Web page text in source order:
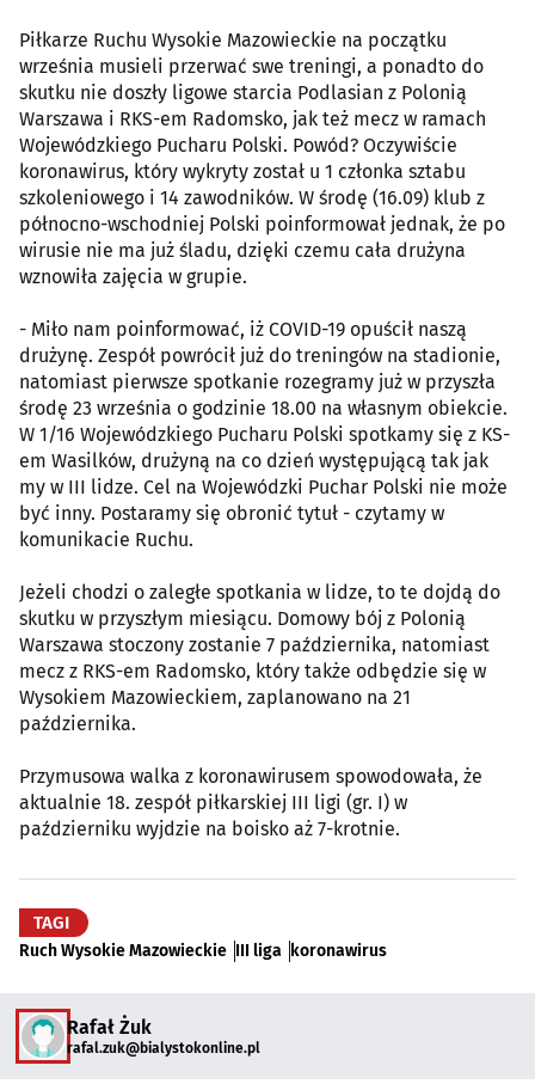
Piłkarze Ruchu Wysokie Mazowieckie na początku
września musieli przerwać swe treningi, a ponadto do
skutku nie doszły ligowe starcia Podlasian z Polonią
Warszawa i RKS-em Radomsko, jak też mecz w ramach
Wojewódzkiego Pucharu Polski. Powód? Oczywiście
koronawirus, który wykryty został u 1 członka sztabu
szkoleniowego i 14 zawodników. W środę (16.09) klub z
północno-wschodniej Polski poinformował jednak, że po
wirusie nie ma już śladu, dzięki czemu cała drużyna
wznowiła zajęcia w grupie.
- Miło nam poinformować, iż COVID-19 opuścił naszą
drużynę. Zespół powrócił już do treningów na stadionie,
natomiast pierwsze spotkanie rozegramy już w przyszła
środę 23 września o godzinie 18.00 na własnym obiekcie.
W 1/16 Wojewódzkiego Pucharu Polski spotkamy się z KS-
em Wasilków, drużyną na co dzień występującą tak jak
my w III lidze. Cel na Wojewódzki Puchar Polski nie może
być inny. Postaramy się obronić tytuł - czytamy w
komunikacie Ruchu.
Jeżeli chodzi o zaległe spotkania w lidze, to te dojdą do
skutku w przyszłym miesiącu. Domowy bój z Polonią
Warszawa stoczony zostanie 7 października, natomiast
mecz z RKS-em Radomsko, który także odbędzie się w
Wysokiem Mazowieckiem, zaplanowano na 21
października.
Przymusowa walka z koronawirusem spowodowała, że
aktualnie 18. zespół piłkarskiej III ligi (gr. I) w
październiku wyjdzie na boisko aż 7-krotnie.
TAGI
Ruch Wysokie Mazowieckie III liga koronawirus
Rafał Żuk
rafal.zuk@bialystokonline.pl